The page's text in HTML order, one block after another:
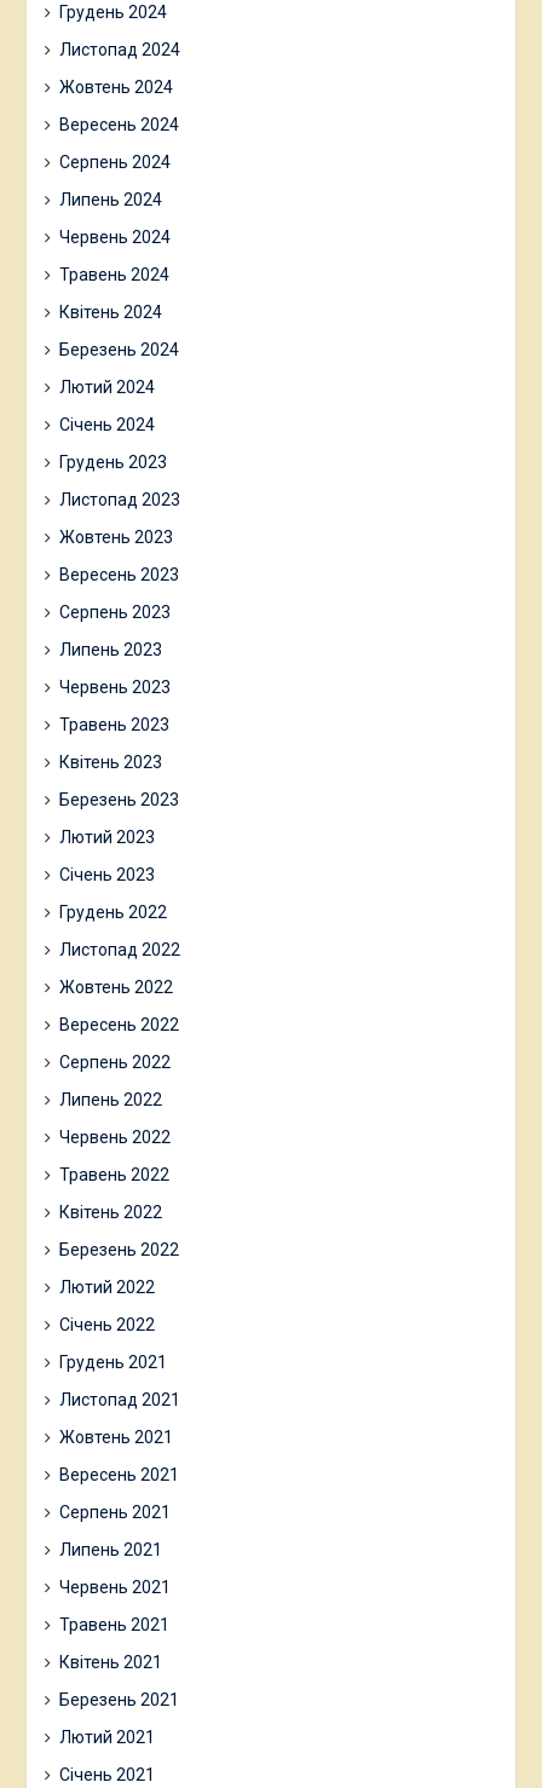
Грудень 2024
Листопад 2024
Жовтень 2024
Вересень 2024
Серпень 2024
Липень 2024
Червень 2024
Травень 2024
Квітень 2024
Березень 2024
Лютий 2024
Січень 2024
Грудень 2023
Листопад 2023
Жовтень 2023
Вересень 2023
Серпень 2023
Липень 2023
Червень 2023
Травень 2023
Квітень 2023
Березень 2023
Лютий 2023
Січень 2023
Грудень 2022
Листопад 2022
Жовтень 2022
Вересень 2022
Серпень 2022
Липень 2022
Червень 2022
Травень 2022
Квітень 2022
Березень 2022
Лютий 2022
Січень 2022
Грудень 2021
Листопад 2021
Жовтень 2021
Вересень 2021
Серпень 2021
Липень 2021
Червень 2021
Травень 2021
Квітень 2021
Березень 2021
Лютий 2021
Січень 2021